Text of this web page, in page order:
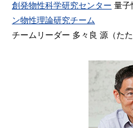
創発物性科学研究センター 量子
ン物性理論研究チーム
チームリーダー 多々良 源（たた